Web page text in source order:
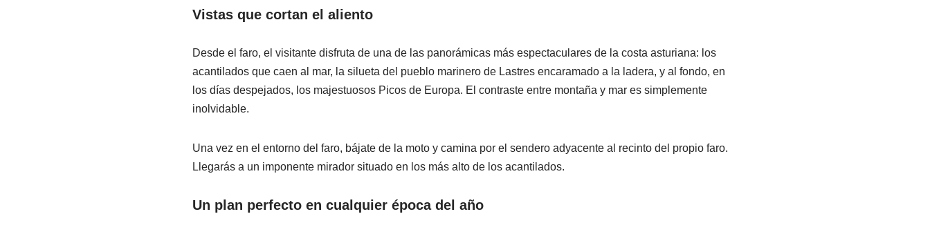
Vistas que cortan el aliento
Desde el faro, el visitante disfruta de una de las panorámicas más espectaculares de la costa asturiana: los
acantilados que caen al mar, la silueta del pueblo marinero de Lastres encaramado a la ladera, y al fondo, en
los días despejados, los majestuosos Picos de Europa. El contraste entre montaña y mar es simplemente
inolvidable.
Una vez en el entorno del faro, bájate de la moto y camina por el sendero adyacente al recinto del propio faro.
Llegarás a un imponente mirador situado en los más alto de los acantilados.
Un plan perfecto en cualquier época del año